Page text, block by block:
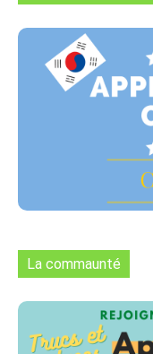
La commaunté